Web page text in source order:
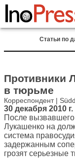
Статьи по
Противники
в тюрьме
Корреспондент |
30 декабря 2010
После
Лукашенко на
система
задержанным
грозят серьезные